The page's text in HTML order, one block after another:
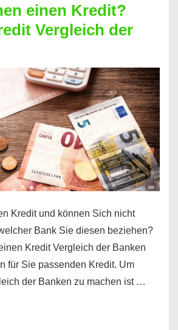
einen Kredit?
Vergleich der
Kredit und können Sich nicht
Bank Sie diesen beziehen?
Kredit Vergleich der Banken
für Sie passenden Kredit. Um
der Banken zu machen ist …